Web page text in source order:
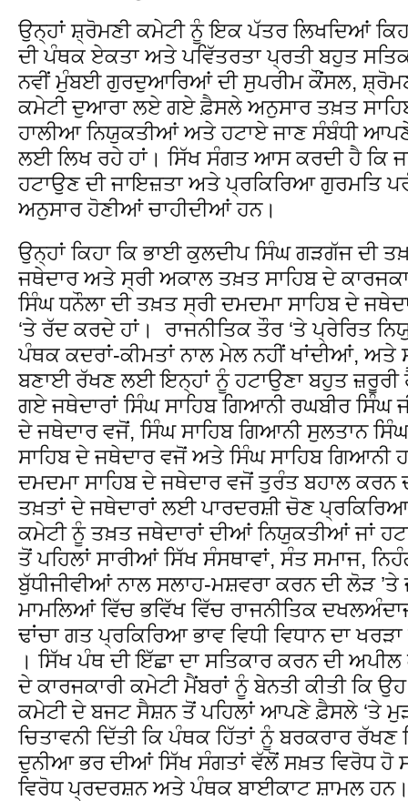
ਉਨ੍ਹਾਂ ਸ਼੍ਰੋਮਣੀ ਕਮੇਟੀ ਨੂੰ ਇਕ ਪੱਤਰ ਲਿਖਦਿਆਂ
ਦੀ ਪੰਥਕ ਏਕਤਾ ਅਤੇ ਪਵਿੱਤਰਤਾ ਪ੍ਰਤੀ ਬਹੁਤ
ਨਵੀਂ ਮੁੰਬਈ ਗੁਰਦੁਆਰਿਆਂ ਦੀ ਸੁਪਰੀਮ ਕੌਂਸਲ,
ਕਮੇਟੀ ਦੁਆਰਾ ਲਏ ਗਏ ਫ਼ੈਸਲੇ ਅਨੁਸਾਰ ਤਖ਼ਤ
ਹਾਲੀਆ ਨਿਯੁਕਤੀਆਂ ਅਤੇ ਹਟਾਏ ਜਾਣ ਸੰਬੰਧੀ
ਲਈ ਲਿਖ ਰਹੇ ਹਾਂ। ਸਿੱਖ ਸੰਗਤ ਆਸ ਕਰਦੀ ਹੈ ਕਿ
ਹਟਾਉਣ ਦੀ ਜਾਇਜ਼ਤਾ ਅਤੇ ਪ੍ਰਕਿਰਿਆ ਗੁਰਮਤਿ
ਅਨੁਸਾਰ ਹੋਣੀਆਂ ਚਾਹੀਦੀਆਂ ਹਨ।
ਉਨ੍ਹਾਂ ਕਿਹਾ ਕਿ ਭਾਈ ਕੁਲਦੀਪ ਸਿੰਘ ਗੜਗੱਜ ਦੀ
ਜਥੇਦਾਰ ਅਤੇ ਸ੍ਰੀ ਅਕਾਲ ਤਖ਼ਤ ਸਾਹਿਬ ਦੇ
ਸਿੰਘ ਧਨੌਲਾ ਦੀ ਤਖ਼ਤ ਸ੍ਰੀ ਦਮਦਮਾ ਸਾਹਿਬ ਦੇ
‘ਤੇ ਰੱਦ ਕਰਦੇ ਹਾਂ। ਰਾਜਨੀਤਿਕ ਤੌਰ ‘ਤੇ ਪ੍ਰੇਰਿਤ
ਪੰਥਕ ਕਦਰਾਂ-ਕੀਮਤਾਂ ਨਾਲ ਮੇਲ ਨਹੀਂ ਖਾਂਦੀਆਂ, ਅਤੇ
ਬਣਾਈ ਰੱਖਣ ਲਈ ਇਨ੍ਹਾਂ ਨੂੰ ਹਟਾਉਣਾ ਬਹੁਤ ਜ਼ਰੂਰੀ
ਗਏ ਜਥੇਦਾਰਾਂ ਸਿੰਘ ਸਾਹਿਬ ਗਿਆਨੀ ਰਘਬੀਰ ਸਿੰਘ
ਦੇ ਜਥੇਦਾਰ ਵਜੋਂ, ਸਿੰਘ ਸਾਹਿਬ ਗਿਆਨੀ ਸੁਲਤਾਨ
ਸਾਹਿਬ ਦੇ ਜਥੇਦਾਰ ਵਜੋਂ ਅਤੇ ਸਿੰਘ ਸਾਹਿਬ ਗਿਆਨੀ
ਦਮਦਮਾ ਸਾਹਿਬ ਦੇ ਜਥੇਦਾਰ ਵਜੋਂ ਤੁਰੰਤ ਬਹਾਲ ਕਰਨ
ਤਖ਼ਤਾਂ ਦੇ ਜਥੇਦਾਰਾਂ ਲਈ ਪਾਰਦਰਸ਼ੀ ਚੋਣ
ਕਮੇਟੀ ਨੂੰ ਤਖ਼ਤ ਜਥੇਦਾਰਾਂ ਦੀਆਂ ਨਿਯੁਕਤੀਆਂ ਜਾਂ
ਤੋਂ ਪਹਿਲਾਂ ਸਾਰੀਆਂ ਸਿੱਖ ਸੰਸਥਾਵਾਂ, ਸੰਤ ਸਮਾਜ,
ਬੁੱਧੀਜੀਵੀਆਂ ਨਾਲ ਸਲਾਹ-ਮਸ਼ਵਰਾ ਕਰਨ ਦੀ ਲੋੜ
ਮਾਮਲਿਆਂ ਵਿੱਚ ਭਵਿੱਖ ਵਿੱਚ ਰਾਜਨੀਤਿਕ
ਢਾਂਚਾ ਗਤ ਪ੍ਰਕਿਰਿਆ ਭਾਵ ਵਿਧੀ ਵਿਧਾਨ ਦਾ
। ਸਿੱਖ ਪੰਥ ਦੀ ਇੱਛਾ ਦਾ ਸਤਿਕਾਰ ਕਰਨ ਦੀ
ਦੇ ਕਾਰਜਕਾਰੀ ਕਮੇਟੀ ਮੈਂਬਰਾਂ ਨੂੰ ਬੇਨਤੀ ਕੀਤੀ ਕਿ
ਕਮੇਟੀ ਦੇ ਬਜਟ ਸੈਸ਼ਨ ਤੋਂ ਪਹਿਲਾਂ ਆਪਣੇ ਫ਼ੈਸਲੇ ‘ਤੇ
ਚਿਤਾਵਨੀ ਦਿੱਤੀ ਕਿ ਪੰਥਕ ਹਿੱਤਾਂ ਨੂੰ ਬਰਕਰਾਰ
ਦੁਨੀਆ ਭਰ ਦੀਆਂ ਸਿੱਖ ਸੰਗਤਾਂ ਵੱਲੋਂ ਸਖ਼ਤ ਵਿਰੋਧ ਹੋ
ਵਿਰੋਧ ਪ੍ਰਦਰਸ਼ਨ ਅਤੇ ਪੰਥਕ ਬਾਈਕਾਟ ਸ਼ਾਮਲ